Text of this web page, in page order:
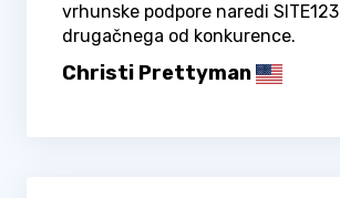
vrhunske podpore naredi SITE123
drugačnega od konkurence.
Christi Prettyman